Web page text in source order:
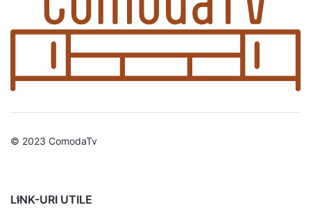
© 2023 ComodaTv
LINK-URI UTILE